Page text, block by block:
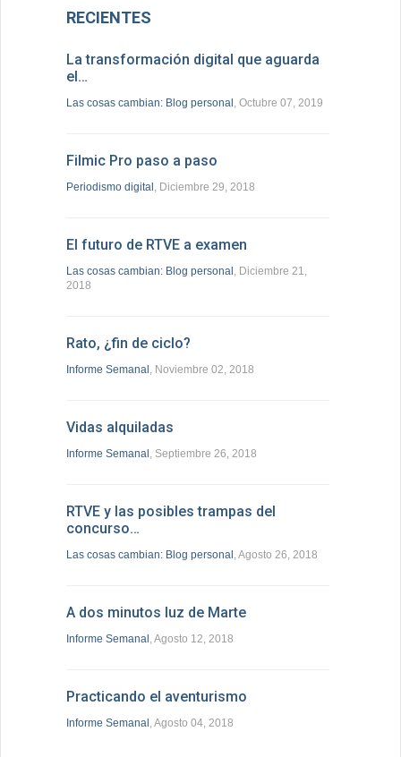
RECIENTES
La transformación digital que aguarda
el…
Las cosas cambian: Blog personal , Octubre 07, 2019
Filmic Pro paso a paso
Periodismo digital , Diciembre 29, 2018
El futuro de RTVE a examen
Las cosas cambian: Blog personal , Diciembre 21,
2018
Rato, ¿fin de ciclo?
Informe Semanal , Noviembre 02, 2018
Vidas alquiladas
Informe Semanal , Septiembre 26, 2018
RTVE y las posibles trampas del
concurso…
Las cosas cambian: Blog personal , Agosto 26, 2018
A dos minutos luz de Marte
Informe Semanal , Agosto 12, 2018
Practicando el aventurismo
Informe Semanal , Agosto 04, 2018